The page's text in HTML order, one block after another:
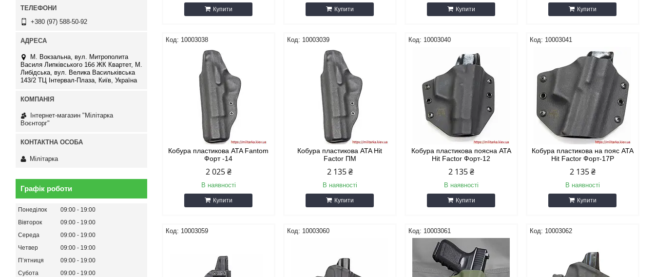
Купити Купити Купити Купити
10003038
Кобура пластикова ATA Fantom
Форт -14
2 025 ₴
В наявності
Купити
10003039
Кобура пластикова ATA Hit
Factor ПМ
2 135 ₴
В наявності
Купити
10003040
Кобура пластикова поясна ATA
Hit Factor Форт-12
2 135 ₴
В наявності
Купити
10003041
Кобура пластикова на пояс ATA
Hit Factor Форт-17Р
2 135 ₴
В наявності
Купити
10003059 10003060 10003061 10003062
+380 (97) 588-50-92
М. Вокзальна, вул. Митрополита
Василя Липківського 16б ЖК Квартет, М.
Либідська, вул. Велика Васильківська
143/2 ТЦ Інтервал-Плаза, Київ, Україна
Інтернет-магазин "Мілітарка
Воєнторг"
Мілітарка
Графік роботи
Понеділок 09:00
19:00
Вівторок
09:00
19:00
Середа
09:00
19:00
Четвер
09:00
19:00
Пʼятниця
09:00
19:00
Субота
09:00
19:00